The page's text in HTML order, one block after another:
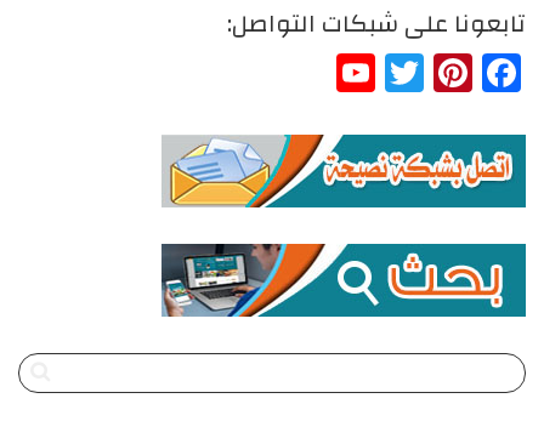
تابعونا على شبكات التواصل:
Facebook
Pinterest
Twitter